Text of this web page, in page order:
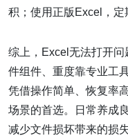
积；使用正版Excel，定
综上，Excel无法打开问
件组件、重度靠专业工
凭借操作简单、恢复率
场景的首选。日常养成
减少文件损坏带来的损失